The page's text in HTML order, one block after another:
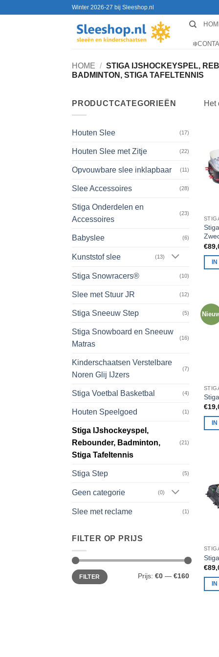
Winter 2026-27 bij Sleeshop.nl
HOME / STIGA IJSHOCKEYSPEL,
BADMINTON, STIGA TAFELTENNIS
PRODUCTCATEGORIEËN
Houten Slee (17)
Houten Slee met Zitje (22)
Opvouwbare slee inklapbaar (11)
Slee Accessoires (28)
Stiga Onderdelen en
Accessoires
(23)
Babyslee (6)
Kunststof slee (13)
Stiga Snowracers® (10)
Slee met Stuur JR (12)
Stiga Sneeuw Step (5)
Stiga Snowboard en Sneeuw
Matras
(16)
Kinderschaatsen Verstelbare
Noren Glij IJzers
(7)
Stiga Voetbal Basketbal (4)
Houten Speelgoed (1)
Stiga IJshockeyspel,
Rebounder, Badminton,
Stiga Tafeltennis
(21)
Stiga Step (5)
Geen categorie (0)
Slee met reclame (1)
FILTER OP PRIJS
Min.
prijs
Max.
prijsFILTER Prijs: €0 — €160
Het
€
€
€